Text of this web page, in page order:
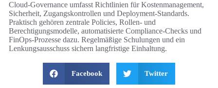
Cloud-Governance umfasst Richtlinien für Kostenmanagement,
Sicherheit, Zugangskontrollen und Deployment-Standards.
Praktisch gehören zentrale Policies, Rollen- und
Berechtigungsmodelle, automatisierte Compliance-Checks und
FinOps-Prozesse dazu. Regelmäßige Schulungen und ein
Lenkungsausschuss sichern langfristige Einhaltung.
Facebook Twitter